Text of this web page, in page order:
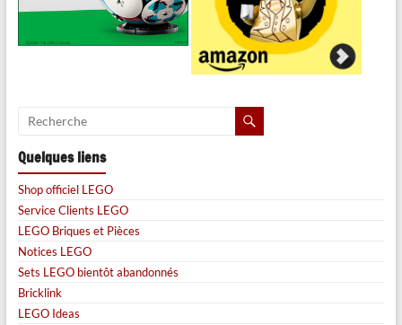
Quelques liens
Shop officiel LEGO
Service Clients LEGO
LEGO Briques et Pièces
Notices LEGO
Sets LEGO bientôt abandonnés
Bricklink
LEGO Ideas